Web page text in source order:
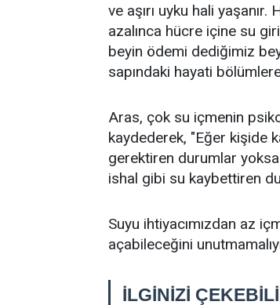
ve aşırı uyku hali
azalınca hücre içine su
beyin ödemi dediğimiz
sapındaki hayati
Aras, çok su içmenin
kaydederek, "Eğer kişide
gerektiren durumlar yoksa
ishal gibi su kaybettiren
Suyu ihtiyacımızdan az
açabileceğini